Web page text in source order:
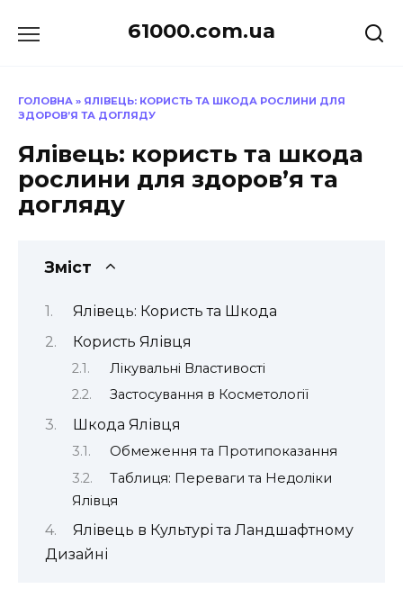
до
61000.com.ua
ГОЛОВНА » ЯЛІВЕЦЬ: КОРИСТЬ ТА ШКОДА РОСЛИНИ ДЛЯ
ЗДОРОВ’Я ТА ДОГЛЯДУ
Ялівець: користь та шкода
рослини для здоров’я та
догляду
Зміст
Ялівець: Користь та Шкода
Користь Ялівця
Лікувальні Властивості
Застосування в Косметології
Шкода Ялівця
Обмеження та Протипоказання
Таблиця: Переваги та Недоліки
Ялівця
Ялівець в Культурі та Ландшафтному
Дизайні